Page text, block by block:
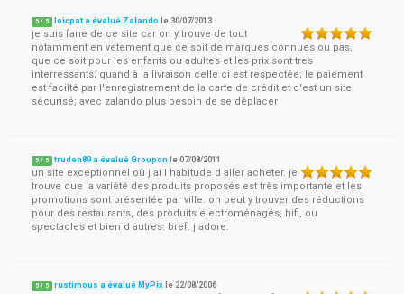
5 / 5 loicpat a évalué Zalando le30/07/2013
je suis fane de ce site car on y trouve de tout
notamment en vetement que ce soit de marques connues ou pas,
que ce soit pour les enfants ou adultes et les prix sont tres
interressants; quand à la livraison celle ci est respectée; le paiement
est facilté par l'enregistrement de la carte de crédit et c'est un site
sécurisé; avec zalando plus besoin de se déplacer
5 / 5 truden89 a évalué Groupon le07/08/2011
un site exceptionnel où j ai l habitude d aller acheter. je
trouve que la variété des produits proposés est très importante et les
promotions sont présentée par ville. on peut y trouver des réductions
pour des restaurants, des produits electroménagés, hifi, ou
spectacles et bien d autres. bref. j adore.
5 / 5 rustimous a évalué MyPix le 22/08/2006